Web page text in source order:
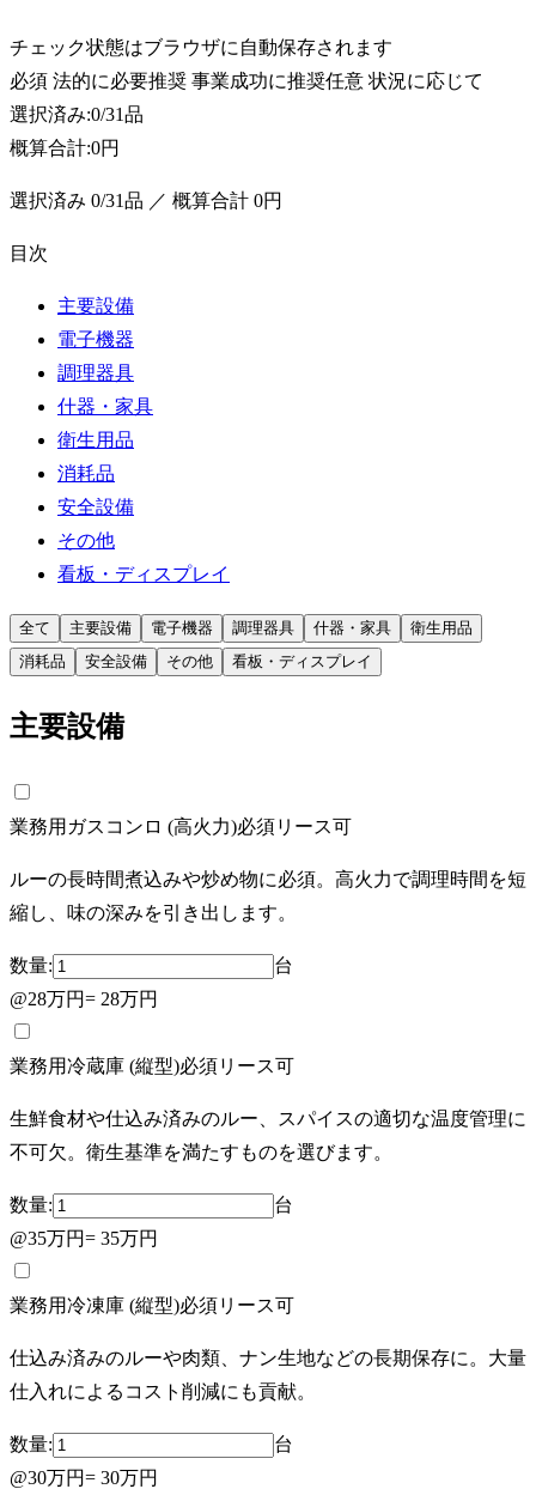
チェック状態はブラウザに自動保存されます
必須 法的に必要推奨 事業成功に推奨任意 状況に応じて
選択済み:0/31品
概算合計:0円
選択済み 0/31品 ／ 概算合計 0円
目次
主要設備
電子機器
調理器具
什器・家具
衛生用品
消耗品
安全設備
その他
看板・ディスプレイ
全て 主要設備 電子機器 調理器具 什器・家具
衛生用品
消耗品
安全設備 その他 看板・ディスプレイ
主要設備
業務用ガスコンロ (高火力)必須リース可
ルーの長時間煮込みや炒め物に必須。高火力で調理時間を短
縮し、味の深みを引き出します。
数量:
台
@28万円= 28万円
業務用冷蔵庫 (縦型)必須リース可
生鮮食材や仕込み済みのルー、スパイスの適切な温度管理に
不可欠。衛生基準を満たすものを選びます。
数量:
台
@35万円= 35万円
業務用冷凍庫 (縦型)必須リース可
仕込み済みのルーや肉類、ナン生地などの長期保存に。大量
仕入れによるコスト削減にも貢献。
数量:
台
@30万円= 30万円